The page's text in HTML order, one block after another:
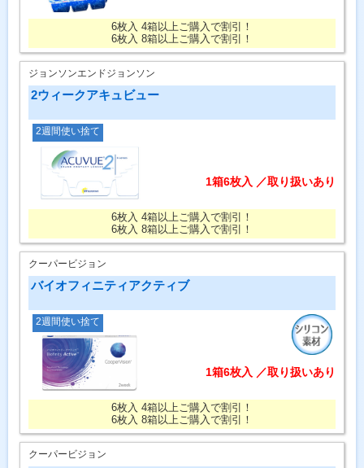
6枚入 4箱以上ご購入で割引！
6枚入 8箱以上ご購入で割引！
ジョンソンエンドジョンソン
2ウィークアキュビュー
2週間使い捨て
1箱6枚入 ／取り扱いあり
6枚入 4箱以上ご購入で割引！
6枚入 8箱以上ご購入で割引！
クーパービジョン
バイオフィニティアクティブ
2週間使い捨て
1箱6枚入 ／取り扱いあり
6枚入 4箱以上ご購入で割引！
6枚入 8箱以上ご購入で割引！
クーパービジョン